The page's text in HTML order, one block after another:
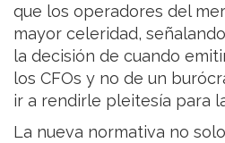
que los operadores del
mayor celeridad,
la decisión de cuando
los CFOs y no de un
ir a rendirle pleitesía para
La nueva normativa no